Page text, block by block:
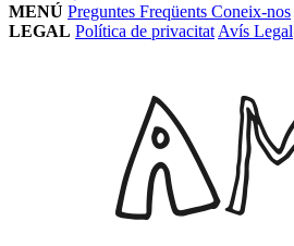
MENÚ Preguntes Freqüents Coneix-nos
LEGAL Política de privacitat Avís Legal